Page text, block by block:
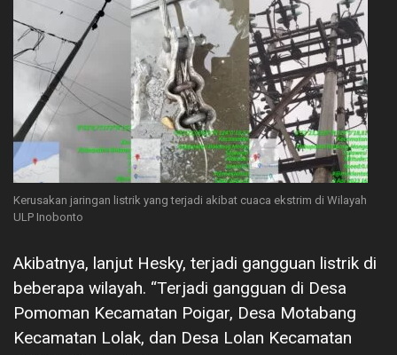
Kerusakan jaringan listrik yang terjadi akibat cuaca ekstrim di Wilayah
ULP Inobonto
Akibatnya, lanjut Hesky, terjadi gangguan listrik di
beberapa wilayah. “Terjadi gangguan di Desa
Pomoman Kecamatan Poigar, Desa Motabang
Kecamatan Lolak, dan Desa Lolan Kecamatan